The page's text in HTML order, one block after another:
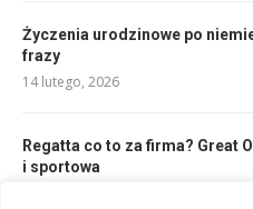
Życzenia urodzinowe po
frazy
14 lutego, 2026
Regatta co to za firma? Great
i sportowa